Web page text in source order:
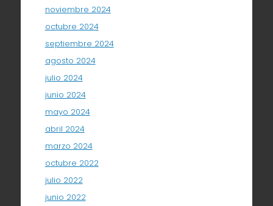
noviembre 2024
octubre 2024
septiembre 2024
agosto 2024
julio 2024
junio 2024
mayo 2024
abril 2024
marzo 2024
octubre 2022
julio 2022
junio 2022